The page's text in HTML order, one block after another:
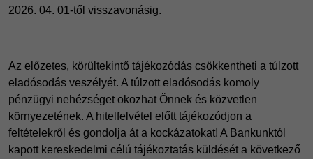
2026. 04. 01-től visszavonásig.
Az előzetes, körültekintő tájékozódás csökkentheti a túlzott
eladósodás veszélyét. A túlzott eladósodás komoly
pénzügyi nehézséget okozhat Önnek és közvetlen
környezetének. A hitelfelvétel előtt tájékozódjon a
feltételekről és gondolja át a kockázatokat! A Bankunktól
kapott kereskedelmi célú tájékoztatás küldését a következő